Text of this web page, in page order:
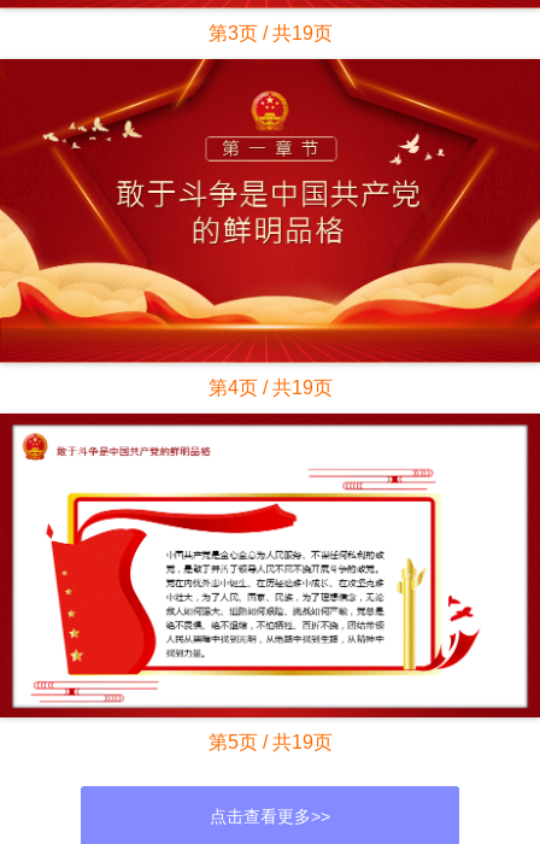
第3页 / 共19页
第4页 / 共19页
第5页 / 共19页
点击查看更多>>